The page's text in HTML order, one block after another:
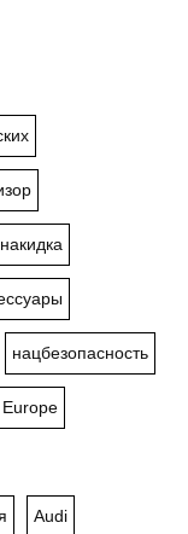
накидка
нацбезопасность
Audi